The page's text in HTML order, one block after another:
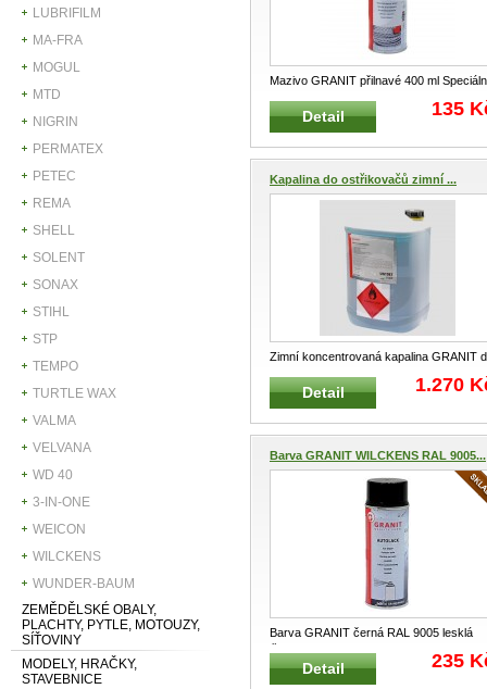
LUBRIFILM
MA-FRA
MOGUL
MTD
NIGRIN
PERMATEX
PETEC
REMA
SHELL
SOLENT
SONAX
STIHL
STP
TEMPO
TURTLE WAX
VALMA
VELVANA
WD 40
3-IN-ONE
WEICON
WILCKENS
WUNDER-BAUM
ZEMĚDĚLSKÉ OBALY,
PLACHTY, PYTLE, MOTOUZY,
SÍŤOVINY
MODELY, HRAČKY,
STAVEBNICE
Mazivo GRANIT přilnavé 400 ml
přilnavé mazivo Pro dlouhod
Detail 135
Kapalina do ostřikovačů zimní ...
Zimní koncentrovaná kapalina GRANIT
ostřikovačů Nemrznoucí, proj
...
Detail 1.270
Barva GRANIT WILCKENS RAL 9005...
Barva GRANIT černá RAL 9005 lesklá
Černá barva vhodná pro ko
Detail 235